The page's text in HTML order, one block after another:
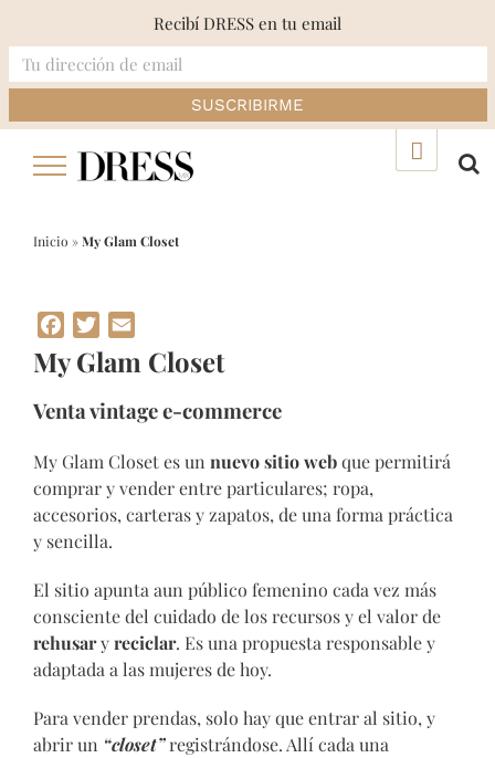
Inicio »My Glam Closet
Facebook
Twitter
My Glam Closet
Venta vintage e-commerce
My Glam Closet es un nuevo sitio webque permitirá
comprar y vender entre particulares; ropa,
accesorios, carteras y zapatos, de una forma práctica
y sencilla.
El sitio apunta aun público femenino cada vez más
consciente del cuidado de los recursos y el valor de
rehusaryreciclar. Es una propuesta responsable y
adaptada a las mujeres de hoy.
Para vender prendas, solo hay que entrar al sitio, y
abrir un “closet”registrándose. Allí cada una
Recibí DRESS en tu email